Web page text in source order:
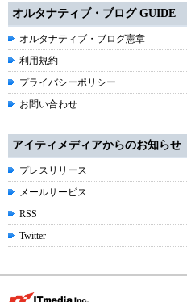
オルタナティブ・ブログ GUIDE
オルタナティブ・ブログ憲章
利用規約
プライバシーポリシー
お問い合わせ
アイティメディアからのお知らせ
プレスリリース
メールサービス
RSS
Twitter